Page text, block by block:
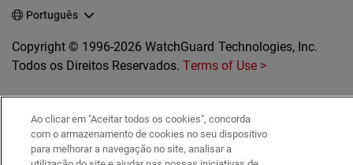
Português
Copyright © 1996-2026 WatchGuard Technologies, Inc.
Todos os Direitos Reservados.Terms of Use >
Ao clicar em "Aceitar todos os cookies", concorda
com o armazenamento de cookies no seu dispositivo
para melhorar a navegação no site, analisar a